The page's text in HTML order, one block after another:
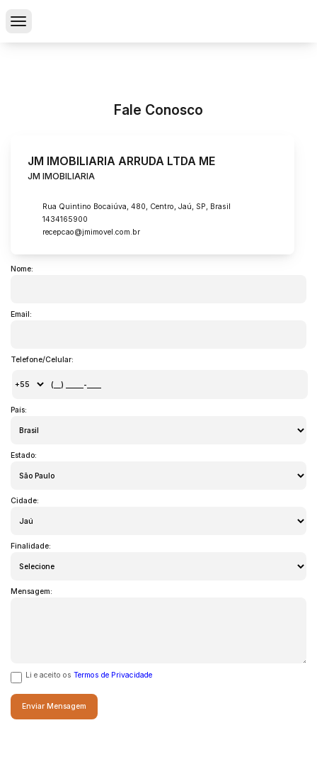
Fale Conosco
JM IMOBILIARIA ARRUDA LTDA ME
JM IMOBILIARIA
Rua Quintino Bocaiúva, 480, Centro, Jaú, SP, Brasil
1434165900
recepcao@jmimovel.com.br
Nome:
Email:
Telefone/Celular:
País:
Estado:
Cidade:
Finalidade:
Mensagem:
Li e aceito os Termos de Privacidade